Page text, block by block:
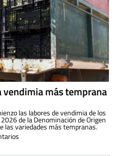
vendimia más temprana
las labores de vendimia de los
de la Denominación de Origen
las variedades más tempranas.